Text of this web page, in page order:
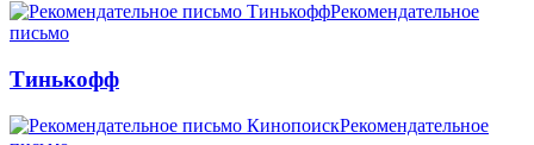
Рекомендательное
письмо
Тинькофф
Рекомендательное